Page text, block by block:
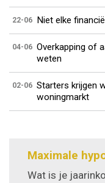
22-06 Niet elke
04-06 Overkapping of
weten
02-06 Starters krijgen
woningmarkt
Maximale
Wat is je